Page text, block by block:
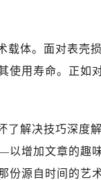
体。面对表壳
使用寿命。正如
解决技巧深度
增加文章的趣
份源自时间的艺术